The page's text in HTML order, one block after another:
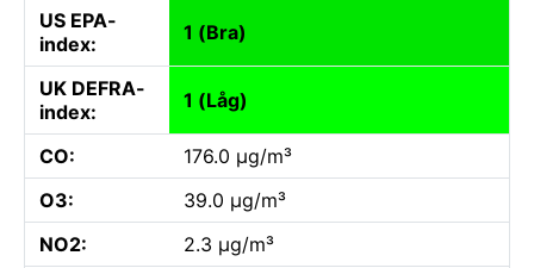
US EPA-
index:
1 (Bra)
UK DEFRA-
index:
1 (Låg)
CO:
176.0 µg/m³
O3:
39.0 µg/m³
NO2:
2.3 µg/m³